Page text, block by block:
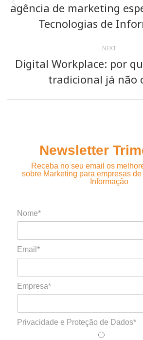
Previous
post:
agência de marketing
Tecnologias de
NEXT
Next
post:
Digital Workplace: por
tradicional já não
Newsletter
Receba no seu email os
sobre Marketing para empresas
Informação
Nome*
Email*
Empresa*
Privacidade e Proteção de Dados*